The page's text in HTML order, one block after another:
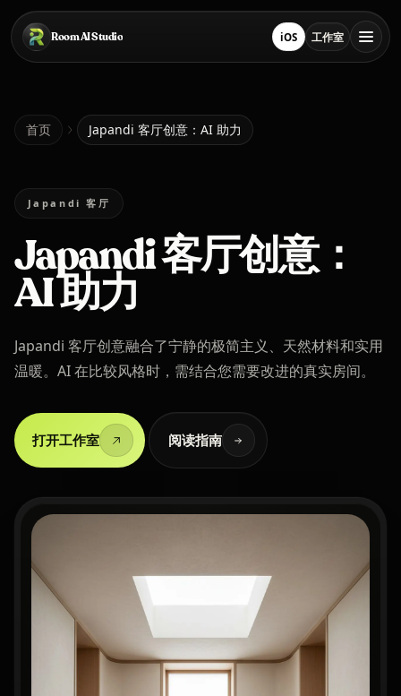
跳转到主要内容
Room AI Studio
首页 iOS在 App Store 下载
工作室打开工作室
Room AI Studio
语言简体中文
首页 Japandi 客厅创意：AI 助力
Japandi 客厅
Japandi 客厅创意：
AI 助力
Japandi 客厅创意融合了宁静的极简主义、天然材料和实用
温暖。AI 在比较风格时，需结合您需要改进的真实房间。
打开工作室 阅读指南